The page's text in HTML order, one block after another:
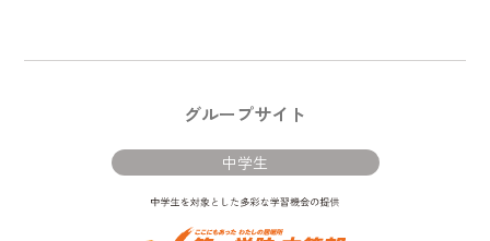
グループサイト
中学生